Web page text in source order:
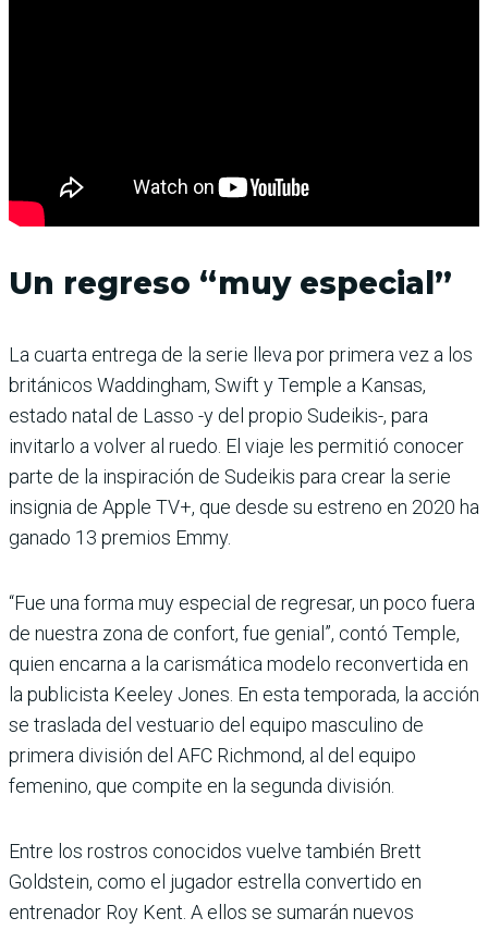
Un regreso “muy especial”
La cuarta entrega de la serie lleva por primera vez a los
británicos Waddingham, Swift y Temple a Kansas,
estado natal de Lasso -y del propio Sudeikis-, para
invitarlo a volver al ruedo. El viaje les permitió conocer
parte de la inspiración de Sudeikis para crear la serie
insignia de Apple TV+, que desde su estreno en 2020 ha
ganado 13 premios Emmy.
“Fue una forma muy especial de regresar, un poco fuera
de nuestra zona de confort, fue genial”, contó Temple,
quien encarna a la carismática modelo reconvertida en
la publicista Keeley Jones. En esta temporada, la acción
se traslada del vestuario del equipo masculino de
primera división del AFC Richmond, al del equipo
femenino, que compite en la segunda división.
Entre los rostros conocidos vuelve también Brett
Goldstein, como el jugador estrella convertido en
entrenador Roy Kent. A ellos se sumarán nuevos